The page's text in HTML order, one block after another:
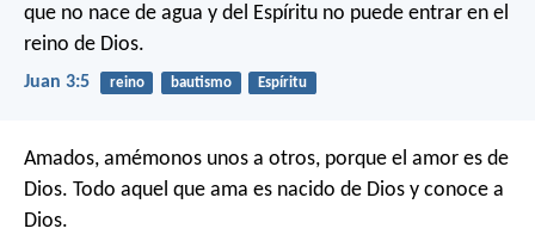
que no nace de agua y del Espíritu no puede entrar en el
reino de Dios.
Juan 3:5 reino bautismo Espíritu
Amados, amémonos unos a otros, porque el amor es de
Dios. Todo aquel que ama es nacido de Dios y conoce a
Dios.